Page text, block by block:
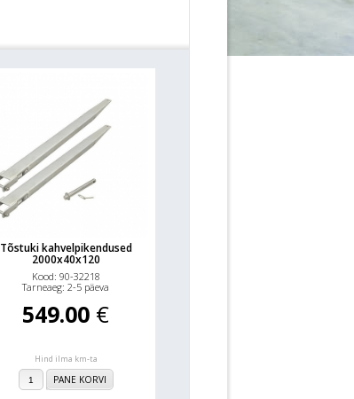
Tõstuki kahvelpikendused
2000x40x120
Kood: 90-32218
Tarneaeg: 2-5 päeva
549.00 €
Hind ilma km-ta
PANE KORVI